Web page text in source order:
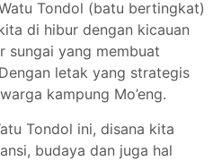
Tondol (batu bertingkat)
di hibur dengan kicauan
sungai yang membuat
letak yang strategis
kampung Mo’eng.
Tondol ini, disana kita
budaya dan juga hal